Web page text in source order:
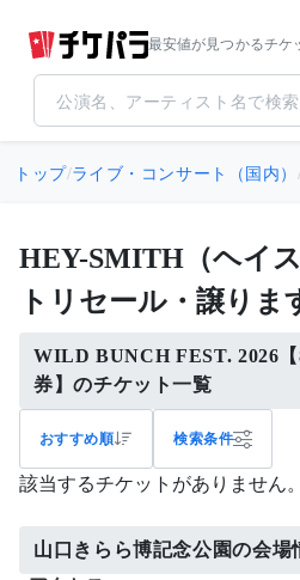
最安値が見つかるチケ
トップ/ライブ・コンサート（国内）
HEY-SMITH（ヘイ
トリセール・譲りま
WILD BUNCH FEST. 2026【
券】のチケット一覧
おすすめ順 検索条件
該当するチケットがありません。
山口きらら博記念公園の会場